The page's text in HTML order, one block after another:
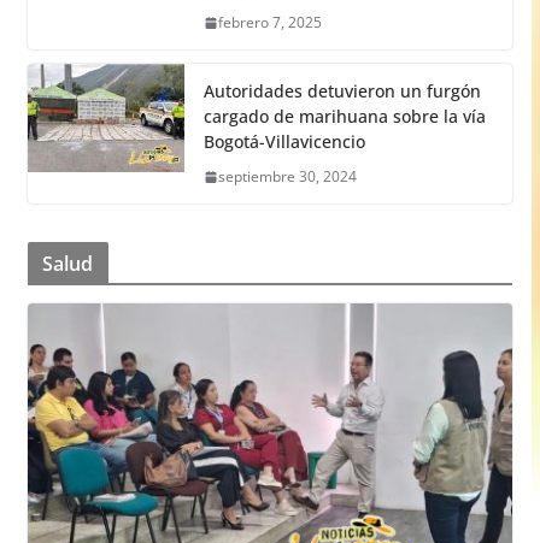
febrero 7, 2025
Autoridades detuvieron un furgón
cargado de marihuana sobre la vía
Bogotá-Villavicencio
septiembre 30, 2024
Salud